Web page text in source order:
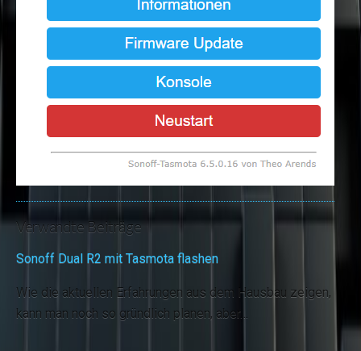
Verwandte Beiträge
Sonoff Dual R2 mit Tasmota flashen
Wie die aktuellen Erfahrungen aus dem Hausbau zeigen,
kann man noch so gründlich planen, aber…